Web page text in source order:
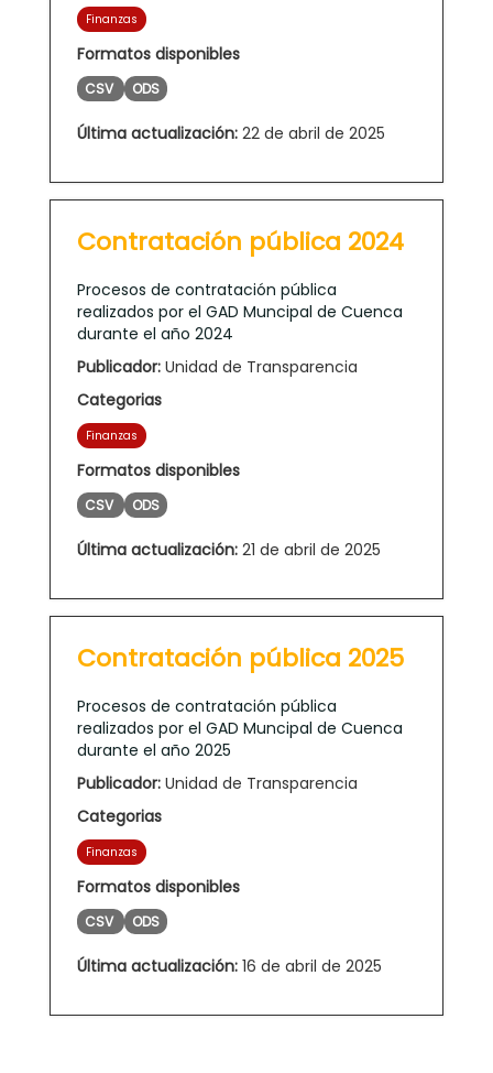
Finanzas
Formatos disponibles
CSV ODS
Última actualización: 22 de abril de 2025
Contratación pública 2024
Procesos de contratación pública
realizados por el GAD Muncipal de Cuenca
durante el año 2024
Publicador: Unidad de Transparencia
Categorias
Finanzas
Formatos disponibles
CSV ODS
Última actualización: 21 de abril de 2025
Contratación pública 2025
Procesos de contratación pública
realizados por el GAD Muncipal de Cuenca
durante el año 2025
Publicador: Unidad de Transparencia
Categorias
Finanzas
Formatos disponibles
CSV ODS
Última actualización: 16 de abril de 2025